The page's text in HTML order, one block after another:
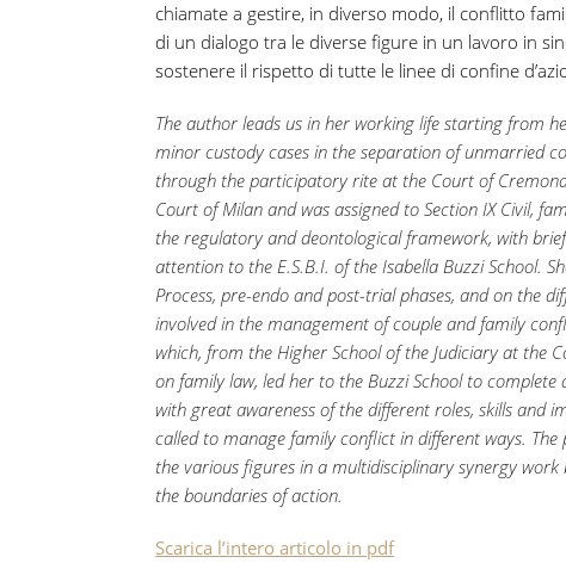
chiamate a gestire, in diverso modo, il conflitto
di un dialogo tra le diverse figure in un lavoro in
sostenere il rispetto di tutte le linee di confine
The author leads us in her working life starting from
minor custody cases in the separation of unmarried
through the participatory rite at the Court of
Court of Milan and was assigned to Section IX Civil,
the regulatory and deontological framework, with
attention to the E.S.B.I. of the Isabella Buzzi School.
Process, pre-endo and post-trial phases, and on the
involved in the management of couple and family
which, from the Higher School of the Judiciary at the
on family law, led her to the Buzzi School to
with great awareness of the different roles, skills and
called to manage family conflict in different ways.
the various figures in a multidisciplinary synergy
the boundaries of action.
Scarica l’intero articolo in pdf